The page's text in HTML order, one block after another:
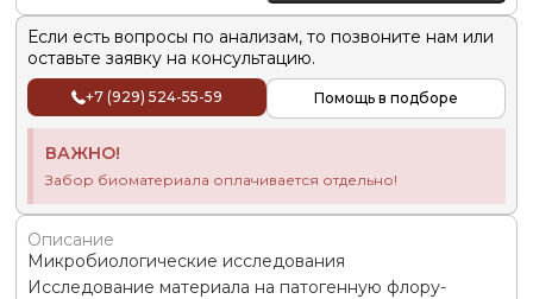
Если есть вопросы по анализам, то позвоните нам или
оставьте заявку на консультацию.
+7 (929) 524-55-59 Помощь в подборе
ВАЖНО!
Забор биоматериала оплачивается отдельно!
Описание
Микробиологические исследования
Исследование материала на патогенную флору-